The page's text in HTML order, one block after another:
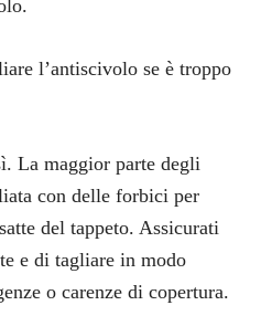
l’antiscivolo se è troppo
La maggior parte degli
con delle forbici per
del tappeto. Assicurati
e di tagliare in modo
o carenze di copertura.